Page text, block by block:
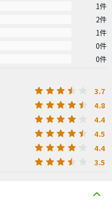
1件
2件
1件
0件
0件
3.7
4.8
4.4
4.5
4.4
3.5